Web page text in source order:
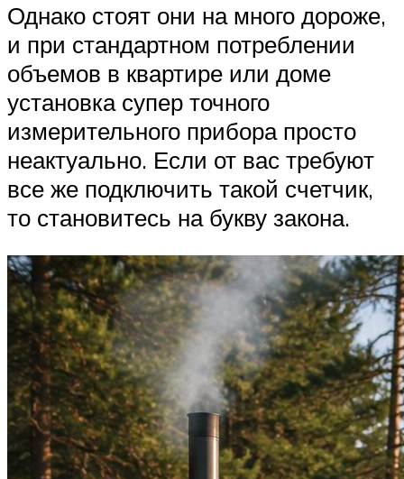
Однако стоят они на много дороже,
и при стандартном потреблении
объемов в квартире или доме
установка супер точного
измерительного прибора просто
неактуально. Если от вас требуют
все же подключить такой счетчик,
то становитесь на букву закона.